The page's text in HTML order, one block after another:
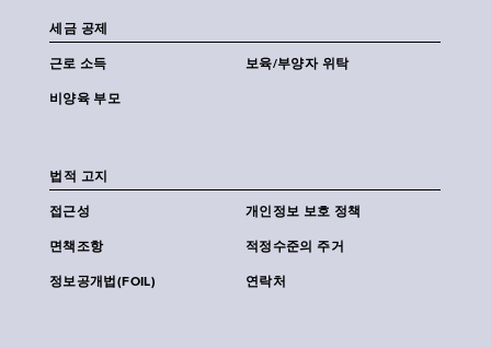
세금 공제
근로 소득 보육/부양자 위탁
비양육 부모
법적 고지
접근성 개인정보 보호 정책
면책조항 적정수준의 주거
정보공개법(FOIL) 연락처